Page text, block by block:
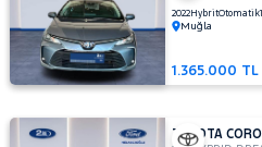
Araçlar
AUDI
BMC
BMW
BYD
2022HybritOtomatik
Muğla
1.365.000 TL
TOYOTA